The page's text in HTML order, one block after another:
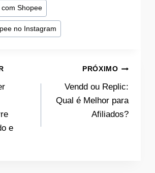
Shopee
no Instagram
e
PRÓXIMO
Vendd ou Replic:
Qual é Melhor para
Afiliados?